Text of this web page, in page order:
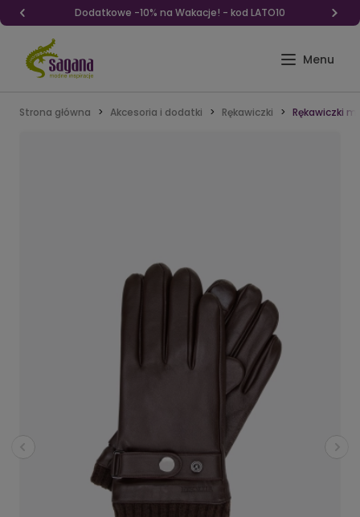
Dodatkowe -10% na Wakacje! - kod LATO10
Strona główna Akcesoria i dodatki Rękawiczki Rękawiczki